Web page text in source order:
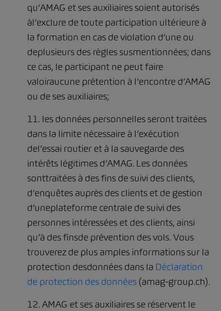
qu’AMAG et ses auxiliaires soient autorisés
àl’exclure de toute participation ultérieure à
la formation en cas de violation d’une ou
deplusieurs des règles susmentionnées; dans
ce cas, le participant ne peut faire
valoiraucune prétention à l’encontre d’AMAG
ou de ses auxiliaires;
11. les données personnelles seront traitées
dans la limite nécessaire à l’exécution
del’essai routier et à la sauvegarde des
intérêts légitimes d’AMAG. Les données
sonttraitées à des fins de suivi des clients,
d’enquêtes auprès des clients et de gestion
d’uneplateforme centrale de suivi des
personnes intéressées et des clients, ainsi
qu’à des finsde prévention des vols. Vous
trouverez de plus amples informations sur la
protection desdonnées dans la Déclaration
de protection des données (amag-group.ch).
12. AMAG et ses auxiliaires se réservent le